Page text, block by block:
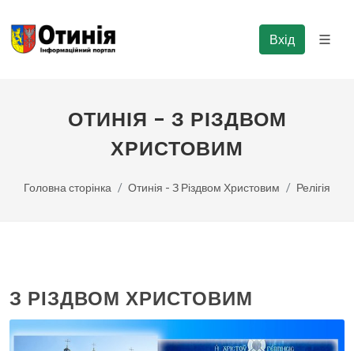
Вхід
ОТИНІЯ - З РІЗДВОМ
ХРИСТОВИМ
Головна сторінка Отинія - З Різдвом Христовим Релігія
З РІЗДВОМ ХРИСТОВИМ